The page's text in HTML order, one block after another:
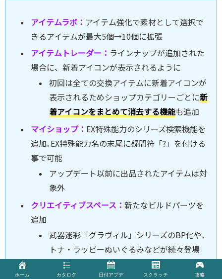
アイテムラボ： アイテム強化で素材として選択で
きるアイテムが最大5個→10個に拡張
アイテムトレーダー： ラインナップが追加された
場合に、新着アイコンが表示されるように
初回は全ての交換アイテムに新着アイコンが
表示されるためショップカテゴリーごとに新
着アイコンをまとめて消去する機能も追加
マイショップ： EX特殊能力のシリーズ検索機能を
追加｡EX特殊能力名の末尾に疑問符「?」を付ける
事で可能
アップデート以前に出品されたアイテムは対
象外
クリエイティブスペース： 新たなビルドパーツを
追加
武器迷彩「グラヴィル」シリーズのBP化や、
トナ・ラッピーぬいぐるみなどが続々登場
ホーム カタログ 日付アプデ スクラッチ 攻略